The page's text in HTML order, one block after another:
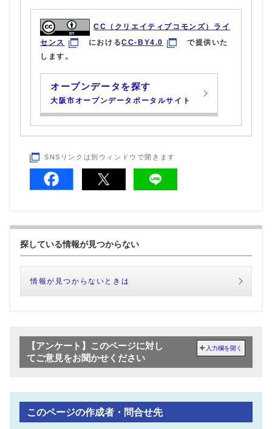
CC（クリエイティブコモンズ）ライ
センス
におけるCC-BY4.0
で提供いた
します。
オープンデータを探す
大阪市オープンデータポータルサイト
SNSリンクは別ウィンドウで開きます
探している情報が見つからない
情報が見つからないときは
【アンケート】このページに対し
てご意見をお聞かせください
入力欄を開く
このページの作成者・問合せ先